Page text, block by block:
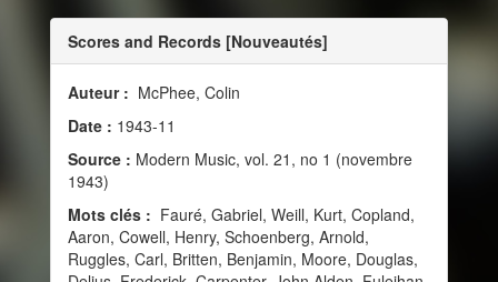
Scores and Records [Nouveautés]
Auteur : McPhee, Colin
Date : 1943-11
Source : Modern Music, vol. 21, no 1 (novembre
1943)
Mots clés : Fauré, Gabriel, Weill, Kurt, Copland,
Aaron, Cowell, Henry, Schoenberg, Arnold,
Ruggles, Carl, Britten, Benjamin, Moore, Douglas,